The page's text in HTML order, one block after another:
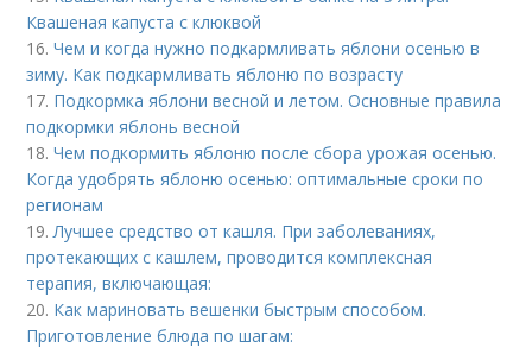
Квашеная капуста с клюквой
16.Чем и когда нужно подкармливать яблони осенью в
зиму. Как подкармливать яблоню по возрасту
17. Подкормка яблони весной и летом. Основные правила
подкормки яблонь весной
18.Чем подкормить яблоню после сбора урожая осенью.
Когда удобрять яблоню осенью: оптимальные сроки по
регионам
19. Лучшее средство от кашля. При заболеваниях,
протекающих с кашлем, проводится комплексная
терапия, включающая:
20. Как мариновать вешенки быстрым способом.
Приготовление блюда по шагам: